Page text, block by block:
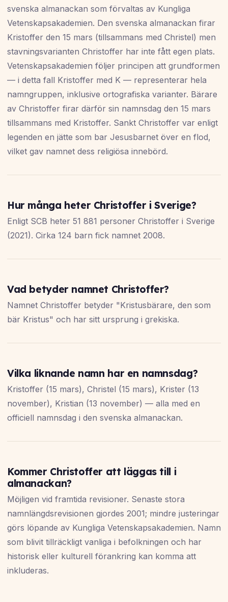
svenska almanackan som förvaltas av Kungliga
Vetenskapsakademien. Den svenska almanackan firar
Kristoffer den 15 mars (tillsammans med Christel) men
stavningsvarianten Christoffer har inte fått egen plats.
Vetenskapsakademien följer principen att grundformen
— i detta fall Kristoffer med K — representerar hela
namngruppen, inklusive ortografiska varianter. Bärare
av Christoffer firar därför sin namnsdag den 15 mars
tillsammans med Kristoffer. Sankt Christoffer var enligt
legenden en jätte som bar Jesusbarnet över en flod,
vilket gav namnet dess religiösa innebörd.
Hur många heter Christoffer i Sverige?
Enligt SCB heter 51 881 personer Christoffer i Sverige
(2021). Cirka 124 barn fick namnet 2008.
Vad betyder namnet Christoffer?
Namnet Christoffer betyder "Kristusbärare, den som
bär Kristus" och har sitt ursprung i grekiska.
Vilka liknande namn har en namnsdag?
Kristoffer (15 mars), Christel (15 mars), Krister (13
november), Kristian (13 november) — alla med en
officiell namnsdag i den svenska almanackan.
Kommer Christoffer att läggas till i
almanackan?
Möjligen vid framtida revisioner. Senaste stora
namnlängdsrevisionen gjordes 2001; mindre justeringar
görs löpande av Kungliga Vetenskapsakademien. Namn
som blivit tillräckligt vanliga i befolkningen och har
historisk eller kulturell förankring kan komma att
inkluderas.